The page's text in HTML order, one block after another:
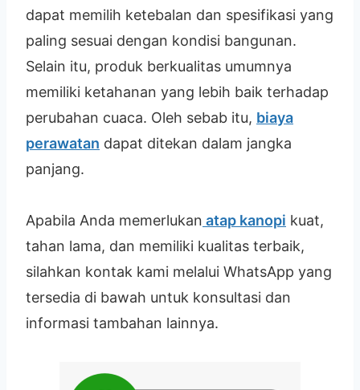
dapat memilih ketebalan dan spesifikasi yang
paling sesuai dengan kondisi bangunan.
Selain itu, produk berkualitas umumnya
memiliki ketahanan yang lebih baik terhadap
perubahan cuaca. Oleh sebab itu, biaya
perawatan dapat ditekan dalam jangka
panjang.
Apabila Anda memerlukan atap kanopi kuat,
tahan lama, dan memiliki kualitas terbaik,
silahkan kontak kami melalui WhatsApp yang
tersedia di bawah untuk konsultasi dan
informasi tambahan lainnya.